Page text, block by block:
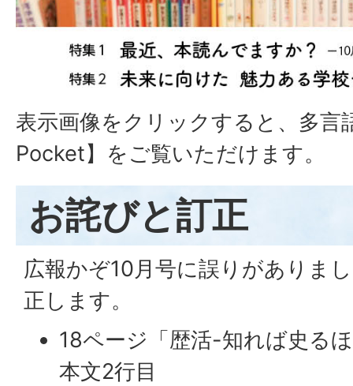
表示画像をクリックすると、多言
Pocket】をご覧いただけます。
お詫びと訂正
広報かぞ10月号に誤りがありま
正します。
18ページ「歴活-知れば史る
本文2行目